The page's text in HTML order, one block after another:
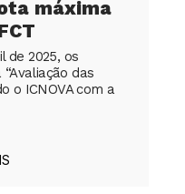
máxima
de 2025, os
das
o ICNOVA com a